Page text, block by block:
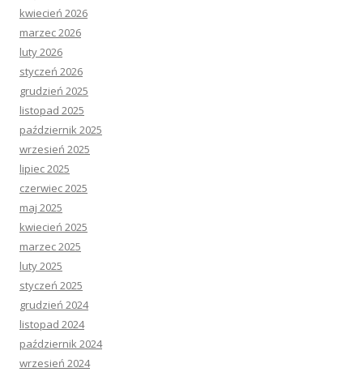
kwiecień 2026
marzec 2026
luty 2026
styczeń 2026
grudzień 2025
listopad 2025
październik 2025
wrzesień 2025
lipiec 2025
czerwiec 2025
maj 2025
kwiecień 2025
marzec 2025
luty 2025
styczeń 2025
grudzień 2024
listopad 2024
październik 2024
wrzesień 2024